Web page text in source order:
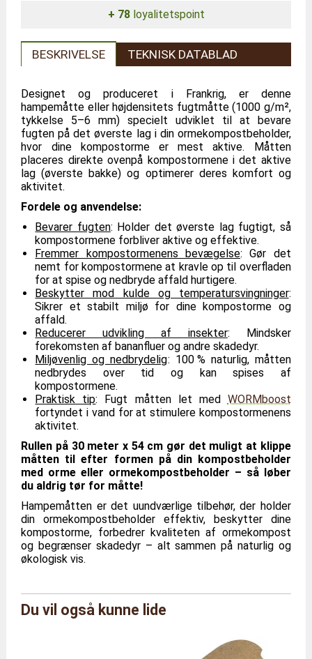
+ 78loyalitetspoint
BESKRIVELSE TEKNISK DATABLAD
Designet og produceret i Frankrig, er denne
hampemåtte eller højdensitets fugtmåtte (1000 g/m²,
tykkelse 5–6 mm) specielt udviklet til at bevare
fugten på det øverste lag i din ormekompostbeholder,
hvor dine kompostorme er mest aktive. Måtten
placeres direkte ovenpå kompostormene i det aktive
lag (øverste bakke) og optimerer deres komfort og
aktivitet.
Fordele og anvendelse:
Bevarer fugten: Holder det øverste lag fugtigt, så
kompostormene forbliver aktive og effektive.
Fremmer kompostormenens bevægelse: Gør det
nemt for kompostormene at kravle op til overfladen
for at spise og nedbryde affald hurtigere.
Beskytter mod kulde og temperatursvingninger:
Sikrer et stabilt miljø for dine kompostorme og
affald.
Reducerer udvikling af insekter: Mindsker
forekomsten af bananfluer og andre skadedyr.
Miljøvenlig og nedbrydelig: 100 % naturlig, måtten
nedbrydes over tid og kan spises af
kompostormene.
Praktisk tip: Fugt måtten let med WORMboost
fortyndet i vand for at stimulere kompostormenens
aktivitet.
Rullen på 30 meter x 54 cm gør det muligt at klippe
måtten til efter formen på din kompostbeholder
med orme eller ormekompostbeholder – så løber
du aldrig tør for måtte!
Hampemåtten er det uundværlige tilbehør, der holder
din ormekompostbeholder effektiv, beskytter dine
kompostorme, forbedrer kvaliteten af ormekompost
og begrænser skadedyr – alt sammen på naturlig og
økologisk vis.
Mærke
Gård fra Moutta
Du vil også kunne lide